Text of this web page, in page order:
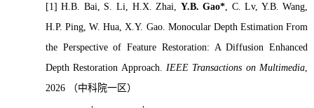
[1]H.B. Bai, S. Li, H.X. Zhai, Y.B. Gao*, C. Lv, Y.B. Wang,
H.P. Ping, W. Hua, X.Y. Gao. Monocular Depth Estimation From
the Perspective of Feature Restoration: A Diffusion Enhanced
Depth Restoration Approach. IEEE Transactions on Multimedia,
2026
（中科院一区）